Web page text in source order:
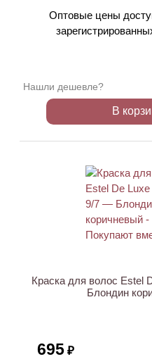
Оптовые цены
Нашли дешевле?
В
Краска для волос Estel
Блондин
695 ₽